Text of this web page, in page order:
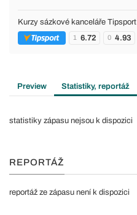
Kurzy sázkové kanceláře Tipsport
1 6.72 0 4.93
Preview Statistiky, reportáž
statistiky zápasu nejsou k dispozici
REPORTÁŽ
reportáž ze zápasu není k dispozici